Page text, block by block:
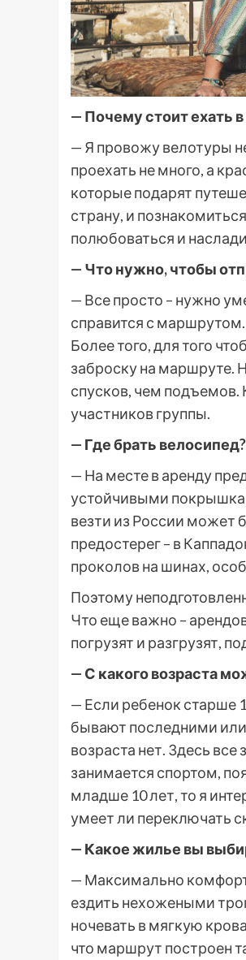
— Почему стоит ехать
— Я провожу велотуры
проехать не много, а
которые подарят
страну, и
полюбоваться и
— Что нужно, чтобы
— Все просто – нужно
справится с
Более того, для того
заброску на
спусков, чем подъемов.
участников группы.
— Где брать велосипед?
— На месте в аренду
устойчивыми
везти из России может
предостерег – в
проколов на шинах,
Поэтому
Что еще важно –
погрузят и разгрузят,
— С какого возраста
— Если ребенок старше
бывают последними
возраста нет. Здесь
занимается спортом,
младше 10 лет, то я
умеет ли переключать
— Какое жилье вы
— Максимально
ездить нехожеными
ночевать в мягкую
что маршрут построен